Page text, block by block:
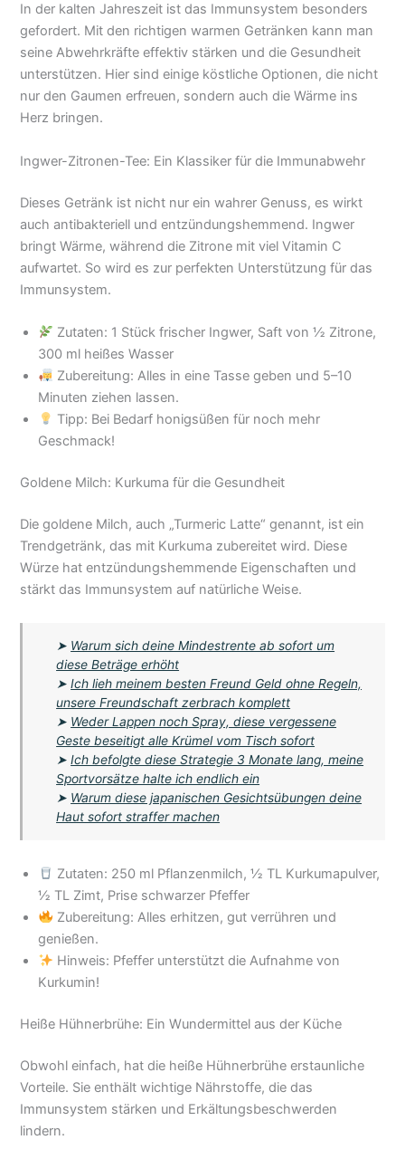
In der kalten Jahreszeit ist das Immunsystem besonders
gefordert. Mit den richtigen warmen Getränken kann man
seine Abwehrkräfte effektiv stärken und die Gesundheit
unterstützen. Hier sind einige köstliche Optionen, die nicht
nur den Gaumen erfreuen, sondern auch die Wärme ins
Herz bringen.
Ingwer-Zitronen-Tee: Ein Klassiker für die Immunabwehr
Dieses Getränk ist nicht nur ein wahrer Genuss, es wirkt
auch antibakteriell und entzündungshemmend. Ingwer
bringt Wärme, während die Zitrone mit viel Vitamin C
aufwartet. So wird es zur perfekten Unterstützung für das
Immunsystem.
Zutaten: 1 Stück frischer Ingwer, Saft von ½ Zitrone,
300 ml heißes Wasser
Zubereitung: Alles in eine Tasse geben und 5–10
Minuten ziehen lassen.
Tipp: Bei Bedarf honigsüßen für noch mehr
Geschmack!
Goldene Milch: Kurkuma für die Gesundheit
Die goldene Milch, auch „Turmeric Latte“ genannt, ist ein
Trendgetränk, das mit Kurkuma zubereitet wird. Diese
Würze hat entzündungshemmende Eigenschaften und
stärkt das Immunsystem auf natürliche Weise.
➤ Warum sich deine Mindestrente ab sofort um
diese Beträge erhöht
➤Ich lieh meinem besten Freund Geld ohne Regeln,
unsere Freundschaft zerbrach komplett
➤ Weder Lappen noch Spray, diese vergessene
Geste beseitigt alle Krümel vom Tisch sofort
➤Ich befolgte diese Strategie 3 Monate lang, meine
Sportvorsätze halte ich endlich ein
➤ Warum diese japanischen Gesichtsübungen deine
Haut sofort straffer machen
Zutaten: 250 ml Pflanzenmilch, ½ TL Kurkumapulver,
½ TL Zimt, Prise schwarzer Pfeffer
Zubereitung: Alles erhitzen, gut verrühren und
genießen.
Hinweis: Pfeffer unterstützt die Aufnahme von
Kurkumin!
Heiße Hühnerbrühe: Ein Wundermittel aus der Küche
Obwohl einfach, hat die heiße Hühnerbrühe erstaunliche
Vorteile. Sie enthält wichtige Nährstoffe, die das
Immunsystem stärken und Erkältungsbeschwerden
lindern.